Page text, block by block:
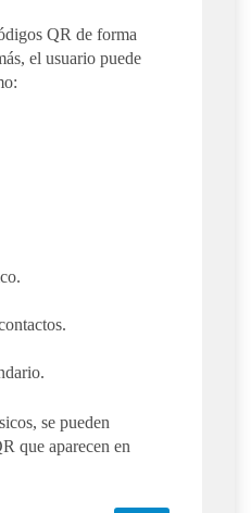
QR de forma
el usuario puede
se pueden
que aparecen en